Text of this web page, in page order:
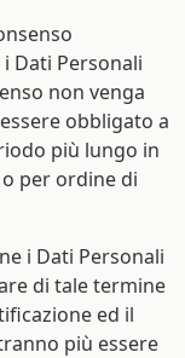
Dati Personali
non venga
obbligato a
più lungo in
per ordine di
i Dati Personali
di tale termine
ed il
più essere